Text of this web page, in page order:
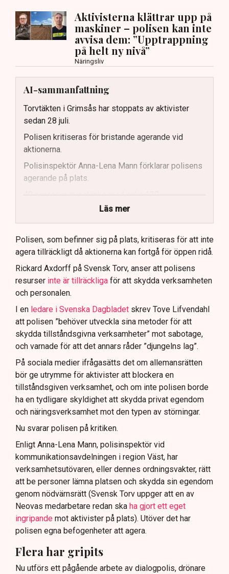
Aktivisterna klättrar upp på
maskiner – polisen kan inte
avvisa dem: ”Upptrappning
på helt ny nivå”
Näringsliv
AI-sammanfattning
Torvtäkten i Grimsås har stoppats av aktivister
sedan 28 juli.
Polisen kritiseras för bristande agerande vid
aktionerna.
Polisinspektör Anna-Lena Mann förklarar polisens
agerande på plats.
40 personer misstänks med cirka 120
brottsmisstankar kopplade.
Polisen använder drönare och uniformerad polis
för att dokumentera bevis.
Samtidigt är polisarbetet komplext när det gäller
att navigera juridiska rättigheter och gränser.
Läs mer
Polisen, som befinner sig på plats, kritiseras för att inte
agera tillräckligt då aktionerna kan fortgå för öppen ridå.
Rickard Axdorff på Svensk Torv, anser att polisens
resurser inte är tillräckliga för att skydda verksamheten
och personalen.
I en ledare i Svenska Dagbladet skrev Tove Lifvendahl
att polisen ”behöver utveckla sina metoder för att
skydda tillståndsgivna verksamheter” mot sabotage,
och varnade för att det annars råder ”djungelns lag”.
På sociala medier ifrågasätts det om allemansrätten
bör ge utrymme för aktivister att blockera en
tillståndsgiven verksamhet, och om inte polisen borde
ha en tydligare skyldighet att skydda privat egendom
och näringsverksamhet mot den typen av störningar.
Nu svarar polisen på kritiken.
Enligt Anna-Lena Mann, polisinspektör vid
kommunikationsavdelningen i region Väst, har
verksamhetsutövaren, eller dennes ordningsvakter, rätt
att be personer lämna platsen och skydda sin egendom
genom nödvärnsrätt (Svensk Torv uppger att en av
Neovas medarbetare redan ska ha gjort ett eget
ingripande mot aktivister på plats). Utöver det har
polisen egna befogenheter att agera.
Flera har gripits
Nu utförs ett pågående arbete av dialogpolis, drönare